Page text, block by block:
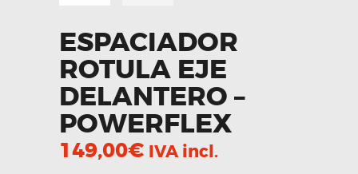
ESPACIADOR
ROTULA EJE
DELANTERO –
POWERFLEX
149,00€ IVA incl.